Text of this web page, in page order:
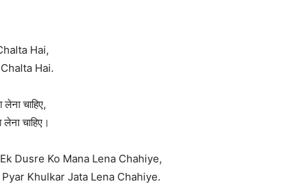
Hai,
Hai.
चाहिए,
चाहिए।
Dusre Ko Mana Lena Chahiye,
Khulkar Jata Lena Chahiye.